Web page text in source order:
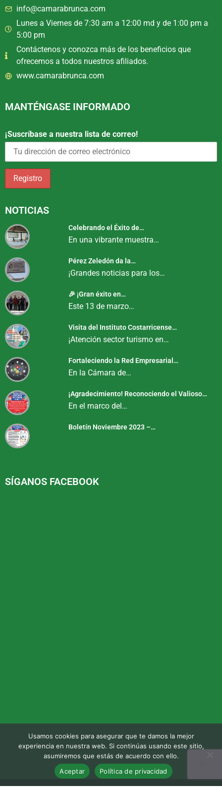
info@camarabrunca.com
Lunes a Viernes de 7:30 am a 12:00 md y de 1:00 pm a
5:00 pm
Contáctenos y conozca más de los beneficios que
ofrecemos a todos nuestros afiliados.
www.camarabrunca.com
MANTÉNGASE INFORMADO
¡Suscríbase a nuestra lista de correo!
NOTICIAS
Celebrando el Éxito de…
En una vibrante muestra…
Pérez Zeledón da la…
¡Grandes noticias para los…
🎉 ¡Gran éxito en…
Este 13 de marzo…
Visita del Instituto Costarricense…
¡Atención sector turismo en…
Fortaleciendo la Red Empresarial…
En la Cámara de…
¡Agradecimiento! Reconociendo el Valioso…
En el marco del…
Boletín Noviembre 2023 –…
SÍGANOS FACEBOOK
Usamos cookies para asegurar que te damos la mejor
experiencia en nuestra web. Si continúas usando este sitio,
asumiremos que estás de acuerdo con ello.
Aceptar
Política de privacidad